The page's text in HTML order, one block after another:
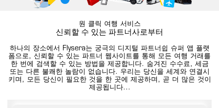
원 클릭 여행 서비스
신뢰할 수 있는 파트너사로부터
하나의 장소에서 Flysera는 궁극의 디지털 파트너쉽 슈퍼 앱 플랫
폼으로, 신뢰할 수 있는 파트너 웹사이트를 통해 모든 여행 거래를
한 번에 검색할 수 있는 방법을 제공합니다. 숨겨진 수수료, 세금
또는 다른 불쾌한 놀람이 없습니다. 우리는 당신을 세계와 연결시
키며, 모든 당신이 필요한 것을 한 곳에 제공하며, 곧 더 많은 것이
제공됩니다...